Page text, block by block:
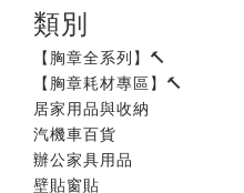
類別
【胸章全系列】🔨
【胸章耗材專區】🔨
居家用品與收納
汽機車百貨
辦公家具用品
壁貼窗貼